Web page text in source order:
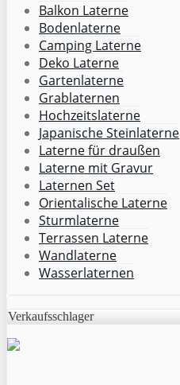
Balkon Laterne
Bodenlaterne
Camping Laterne
Deko Laterne
Gartenlaterne
Grablaternen
Hochzeitslaterne
Japanische Steinlaterne
Laterne für draußen
Laterne mit Gravur
Laternen Set
Orientalische Laterne
Sturmlaterne
Terrassen Laterne
Wandlaterne
Wasserlaternen
Verkaufsschlager